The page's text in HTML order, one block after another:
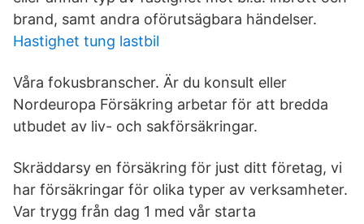
brand, samt andra oförutsägbara händelser.
Hastighet tung lastbil
Våra fokusbranscher. Är du konsult eller
Nordeuropa Försäkring arbetar för att bredda
utbudet av liv- och sakförsäkringar.
Skräddarsy en försäkring för just ditt företag, vi
har försäkringar för olika typer av verksamheter.
Var trygg från dag 1 med vår starta